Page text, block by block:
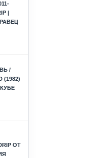
|
/
(1982)
КУБЕ
ОТ